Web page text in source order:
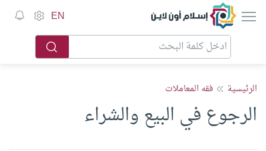
إسلام أون لاين EN
الرئيسية فقه المعاملات
الرجوع في البيع والشراء